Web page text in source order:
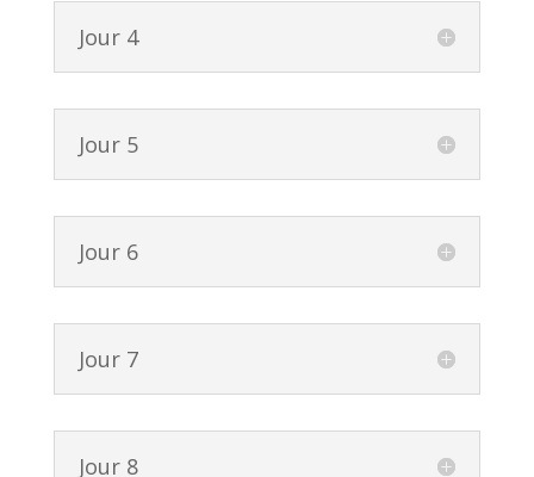
Jour 4
Jour 5
Jour 6
Jour 7
Jour 8